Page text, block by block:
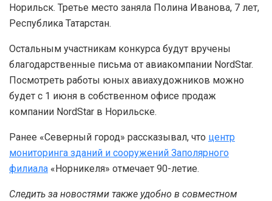
Норильск. Третье место заняла Полина Иванова, 7 лет,
Республика Татарстан.
Остальным участникам конкурса будут вручены
благодарственные письма от авиакомпании NordStar.
Посмотреть работы юных авиахудожников можно
будет с 1 июня в собственном офисе продаж
компании NordStar в Норильске.
Ранее «Северный город» рассказывал, что центр
мониторинга зданий и сооружений Заполярного
филиала «Норникеля» отмечает 90-летие.
Следить за новостями также удобно в совместном